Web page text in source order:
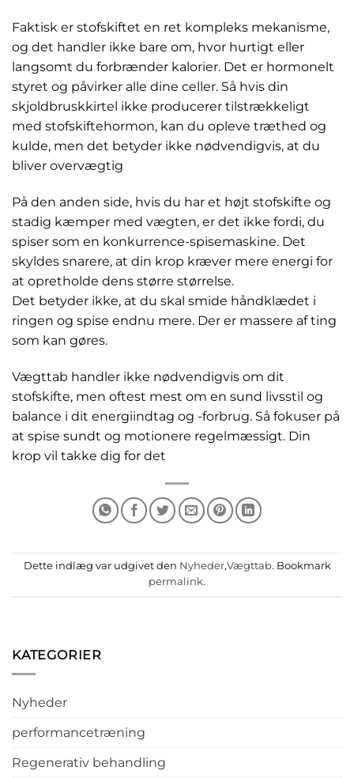
Faktisk er stofskiftet en ret kompleks mekanisme,
og det handler ikke bare om, hvor hurtigt eller
langsomt du forbrænder kalorier. Det er hormonelt
styret og påvirker alle dine celler. Så hvis din
skjoldbruskkirtel ikke producerer tilstrækkeligt
med stofskiftehormon, kan du opleve træthed og
kulde, men det betyder ikke nødvendigvis, at du
bliver overvægtig
På den anden side, hvis du har et højt stofskifte og
stadig kæmper med vægten, er det ikke fordi, du
spiser som en konkurrence-spisemaskine. Det
skyldes snarere, at din krop kræver mere energi for
at opretholde dens større størrelse.
Det betyder ikke, at du skal smide håndklædet i
ringen og spise endnu mere. Der er massere af ting
som kan gøres.
Vægttab handler ikke nødvendigvis om dit
stofskifte, men oftest mest om en sund livsstil og
balance i dit energiindtag og -forbrug. Så fokuser på
at spise sundt og motionere regelmæssigt. Din
krop vil takke dig for det
Dette indlæg var udgivet den Nyheder,Vægttab. Bookmark
permalink.
KATEGORIER
Nyheder
performancetræning
Regenerativ behandling